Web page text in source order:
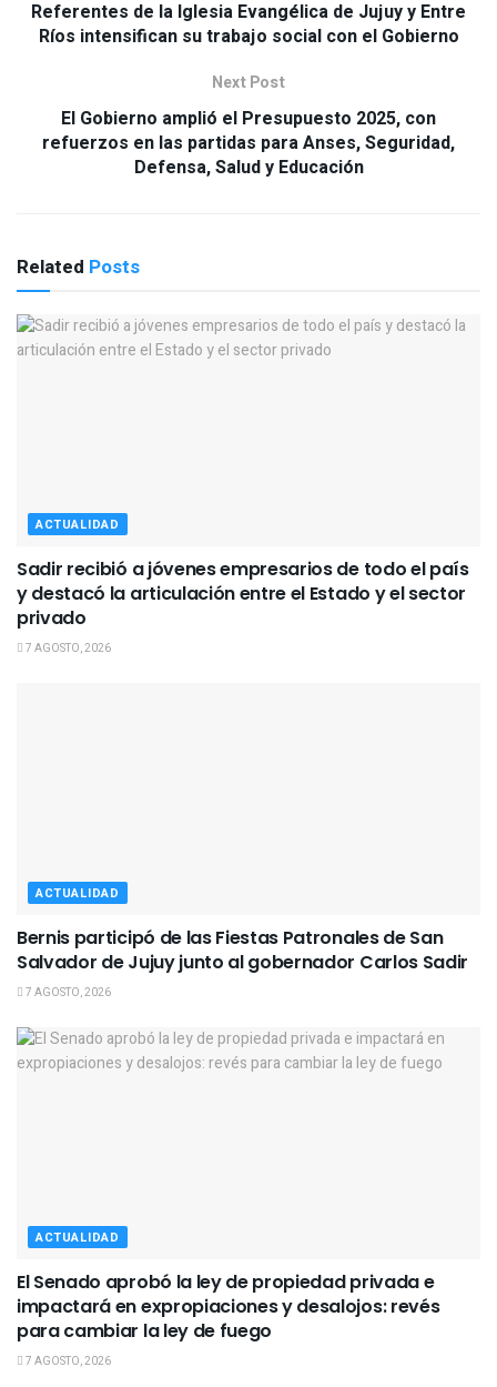
Referentes de la Iglesia Evangélica de Jujuy y Entre
Ríos intensifican su trabajo social con el Gobierno
Next Post
El Gobierno amplió el Presupuesto 2025, con
refuerzos en las partidas para Anses, Seguridad,
Defensa, Salud y Educación
Related Posts
ACTUALIDAD
Sadir recibió a jóvenes empresarios de todo el país
y destacó la articulación entre el Estado y el sector
privado
7 AGOSTO, 2026
ACTUALIDAD
Bernis participó de las Fiestas Patronales de San
Salvador de Jujuy junto al gobernador Carlos Sadir
7 AGOSTO, 2026
ACTUALIDAD
El Senado aprobó la ley de propiedad privada e
impactará en expropiaciones y desalojos: revés
para cambiar la ley de fuego
7 AGOSTO, 2026